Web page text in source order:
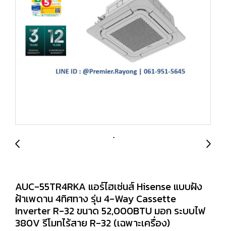
AUC-55TR4RKA แอร์ไฮเซ่นส์ Hisense แบบฝัง
ฝ้าเพดาน 4ทิศทาง รุ่น 4-Way Cassette
Inverter R-32 ขนาด 52,000BTU มอก ระบบไฟ
380V รีโมทไร้สาย R-32 (เฉพาะเครื่อง)